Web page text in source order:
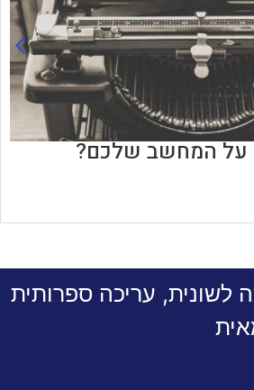
על המחשב שלכם?
לשונית, עריכה ספרותית